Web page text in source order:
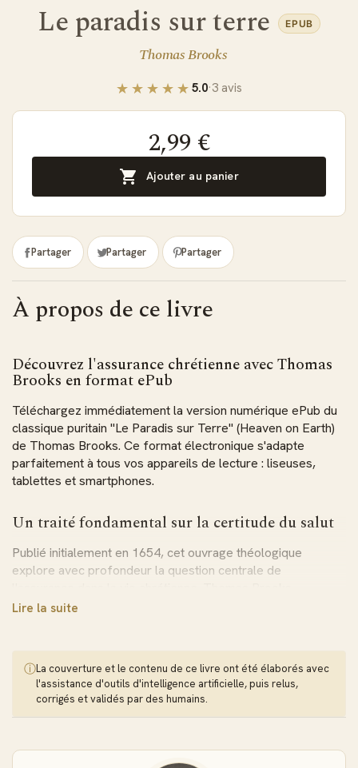
Le paradis sur terre EPUB
Thomas Brooks
5.0·3 avis
2,99 €
 Ajouter au panier
Partager Partager Partager
À propos de ce livre
Découvrez l'assurance chrétienne avec Thomas
Brooks en format ePub
Téléchargez immédiatement la version numérique ePub du
classique puritain "Le Paradis sur Terre" (Heaven on Earth)
de Thomas Brooks. Ce format électronique s'adapte
parfaitement à tous vos appareils de lecture : liseuses,
tablettes et smartphones.
Un traité fondamental sur la certitude du salut
Publié initialement en 1654, cet ouvrage théologique
explore avec profondeur la question centrale de
démontre qu'il n'existe aucun privilège supérieur à celui
L'enseignement d'un maître puritain
recommandé par Spurgeon
Charles Spurgeon affirmait que Brooks "disperse des
étoiles avec ses deux mains", soulignant la richesse de son
Lire la suite
ⓘLa couverture et le contenu de ce livre ont été élaborés avec
l'assistance d'outils d'intelligence artificielle, puis relus,
corrigés et validés par des humains.